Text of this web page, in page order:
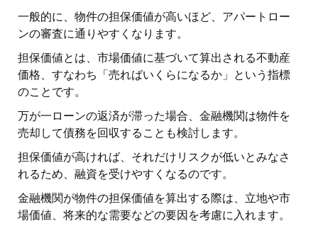
一般的に、物件の担保価値が高いほど、アパートロー
ンの審査に通りやすくなります。
担保価値とは、市場価値に基づいて算出される不動産
価格、すなわち「売ればいくらになるか」という指標
のことです。
万が一ローンの返済が滞った場合、金融機関は物件を
売却して債務を回収することも検討します。
担保価値が高ければ、それだけリスクが低いとみなさ
れるため、融資を受けやすくなるのです。
金融機関が物件の担保価値を算出する際は、立地や市
場価値、将来的な需要などの要因を考慮に入れます。